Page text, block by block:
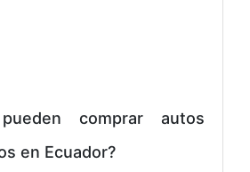
comprar autos
en Ecuador?